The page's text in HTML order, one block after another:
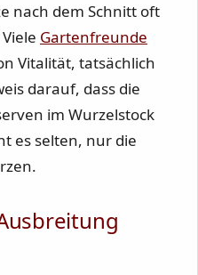
nach dem Schnitt oft
Gartenfreunde
Vitalität, tatsächlich
darauf, dass die
im Wurzelstock
es selten, nur die